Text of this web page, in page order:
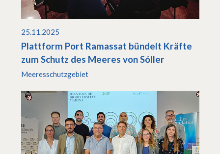
25.11.2025
Plattform Port Ramassat bündelt Kräfte
zum Schutz des Meeres von Sóller
Meeresschutzgebiet